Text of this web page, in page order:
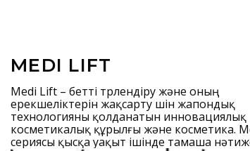
MEDI LIFT
Medi Lift – бетті түрлендіру және оның
ерекшеліктерін жақсарту үшін жапондық
технологияны қолданатын инновациялық
косметикалық құрылғы және косметика.
сериясы қысқа уақыт ішінде тамаша